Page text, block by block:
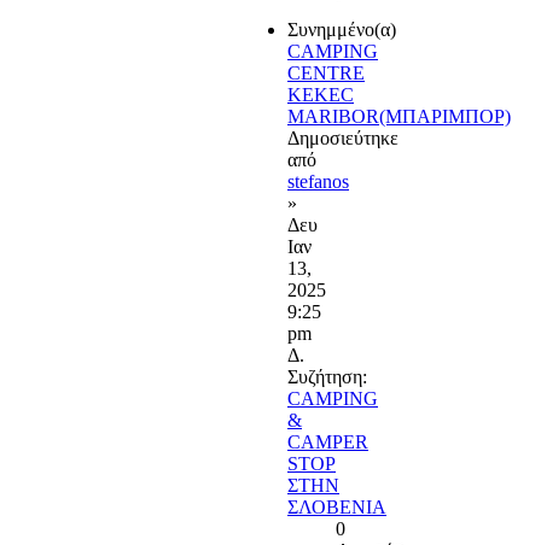
Συνημμένο(α)
CAMPING
CENTRE
KEKEC
MARIBOR(ΜΠΑΡΙΜΠΟΡ)
Δημοσιεύτηκε
από
stefanos
»
Δευ
Ιαν
13,
2025
9:25
pm
Δ.
Συζήτηση:
CAMPING
&
CAMPER
STOP
ΣΤΗΝ
ΣΛΟΒΕΝΙΑ
0